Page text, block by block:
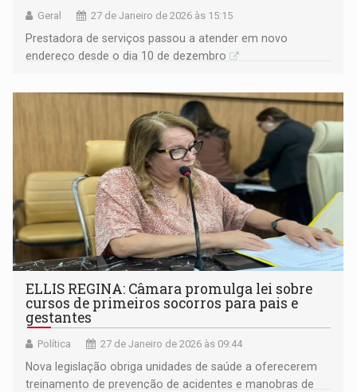
Geral 27 de Janeiro de 2026 às 15:15
Prestadora de serviços passou a atender em novo
endereço desde o dia 10 de dezembro
ELLIS REGINA: Câmara promulga lei sobre
cursos de primeiros socorros para pais e
gestantes
Política 27 de Janeiro de 2026 às 09:44
Nova legislação obriga unidades de saúde a oferecerem
treinamento de prevenção de acidentes e manobras de